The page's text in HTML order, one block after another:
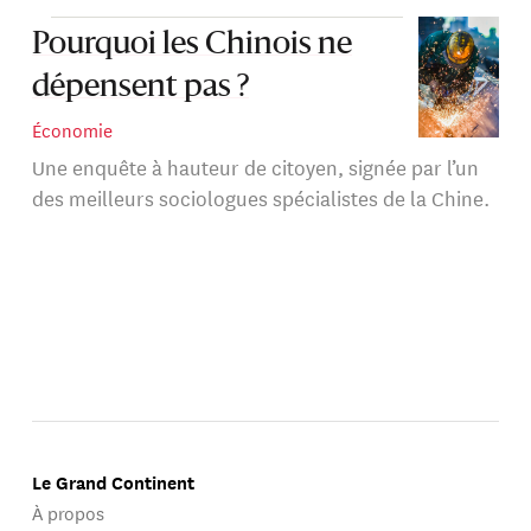
Ses recherches portent sur l'évolution de la stratification
sociale en Chine, l'émergence des classes moyennes, la
contestation sociale et les débats autour de la
démocratisation du pays. Il est l'auteur d’Une sociologie
de la Chine(La Découverte, 2010).
Pourquoi les Chinois ne
dépensent pas ?
Économie
Une enquête à hauteur de citoyen, signée par l’un
des meilleurs sociologues spécialistes de la Chine.
Le Grand Continent
À propos